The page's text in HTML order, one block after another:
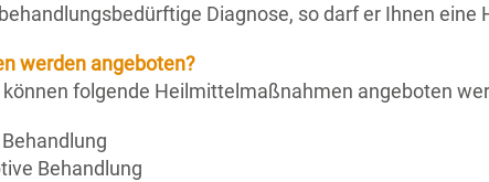
Diagnose, so darf er Ihnen
werden angeboten?
folgende Heilmittelmaßnahmen angeboten
Behandlung